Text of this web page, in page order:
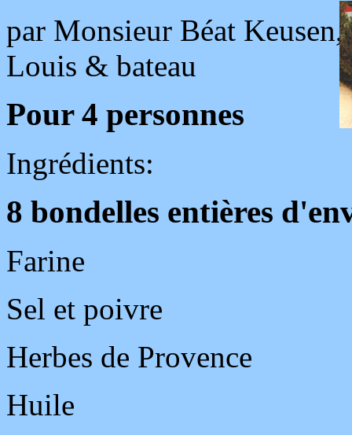
par Monsieur Béat
Louis & bateau
Pour 4 personnes
Ingrédients:
8 bondelles entières
Farine
Sel et poivre
Herbes de Provence
Huile